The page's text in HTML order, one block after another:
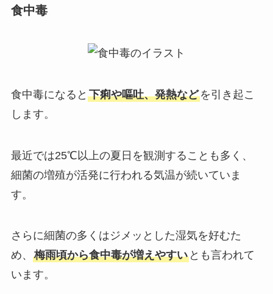
食中毒
食中毒になると 下痢や嘔吐、発熱などを引き起こ
します。
最近では25℃以上の夏日を観測することも多く、
細菌の増殖が活発に行われる気温が続いていま
す。
さらに細菌の多くはジメッとした湿気を好むた
め、 梅雨頃から食中毒が増えやすいとも言われて
います。